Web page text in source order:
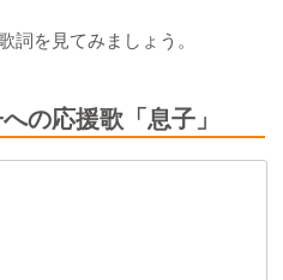
詞を見てみましょう。
の応援歌「息子」